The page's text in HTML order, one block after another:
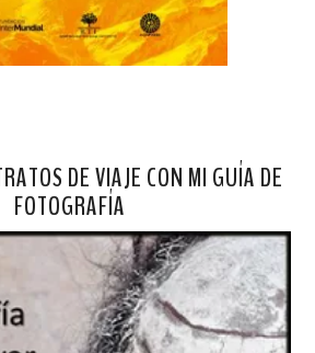
DE VIAJE CON MI GUÍA DE
FOTOGRAFÍA